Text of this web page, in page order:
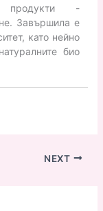
-
Завършила е
като нейно
био
NEXT